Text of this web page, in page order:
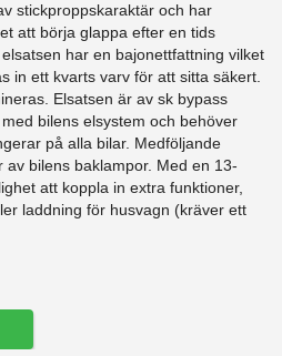
stickproppskaraktär och har
att börja glappa efter en tids
har en bajonettfattning vilket
in ett kvarts varv för att sitta säkert.
Elsatsen är av sk bypass
bilens elsystem och behöver
på alla bilar. Medföljande
bilens baklampor. Med en 13-
att koppla in extra funktioner,
laddning för husvagn (kräver ett